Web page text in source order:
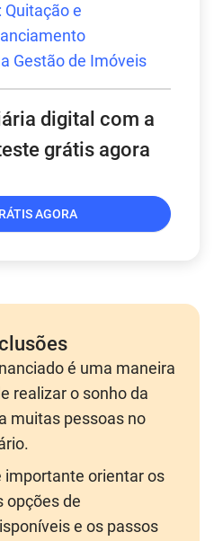
Quitação e
Gestão de Imóveis
digital com a
grátis agora
AGORA
é uma maneira
realizar o sonho da
muitas pessoas no
importante orientar os
opções de
e os passos